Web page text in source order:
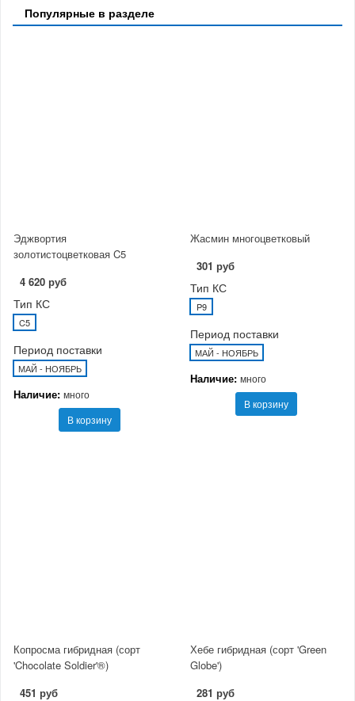
Популярные в разделе
Эджвортия
золотистоцветковая C5
4 620 руб
Тип КС
C5
Период поставки
МАЙ - НОЯБРЬ
Наличие: много
В корзину
Жасмин многоцветковый
301 руб
Тип КС
P9
Период поставки
МАЙ - НОЯБРЬ
Наличие: много
В корзину
Копросма гибридная (сорт
'Chocolate Soldier'®)
451 руб
Хебе гибридная (сорт 'Green
Globe')
281 руб